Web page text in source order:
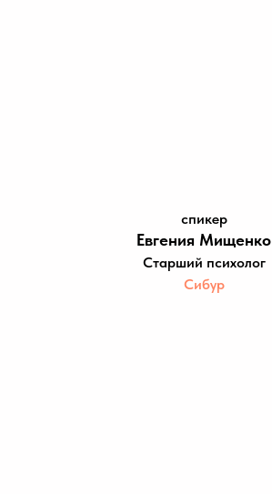
спикер
Евгения Мищенко
Старший психолог
Сибур